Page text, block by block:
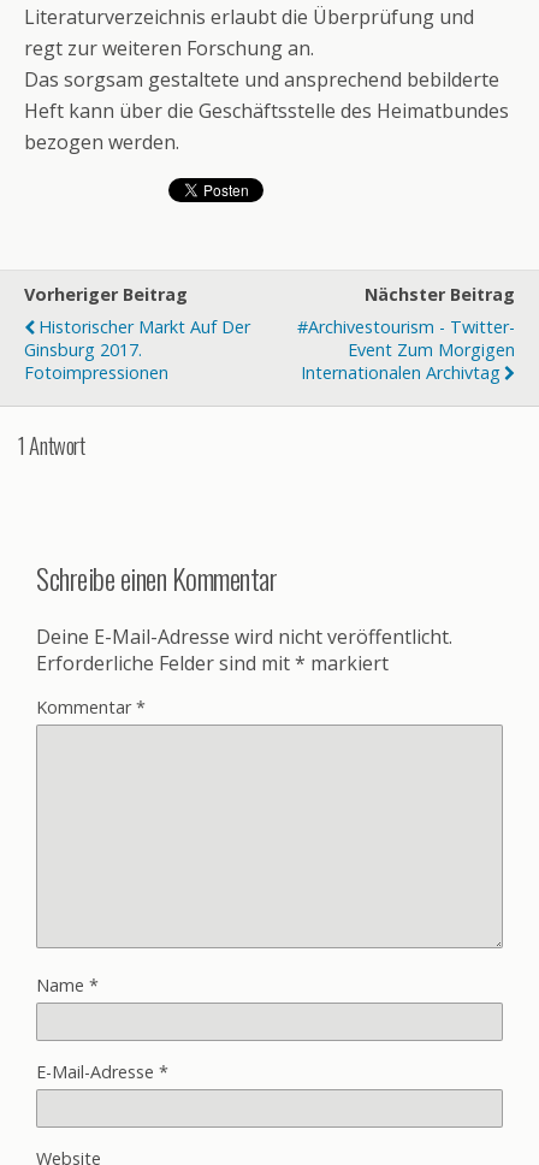
Literaturverzeichnis erlaubt die Überprüfung und
regt zur weiteren Forschung an.
Das sorgsam gestaltete und ansprechend bebilderte
Heft kann über die Geschäftsstelle des Heimatbundes
bezogen werden.
Vorheriger Beitrag
Historischer Markt Auf Der
Ginsburg 2017.
Fotoimpressionen
Nächster Beitrag
#archivestourism - Twitter-
Event Zum Morgigen
Internationalen Archivtag
1 Antwort
Schreibe einen Kommentar
Deine E-Mail-Adresse wird nicht veröffentlicht.
Erforderliche Felder sind mit* markiert
Kommentar*
Name *
E-Mail-Adresse *
Website